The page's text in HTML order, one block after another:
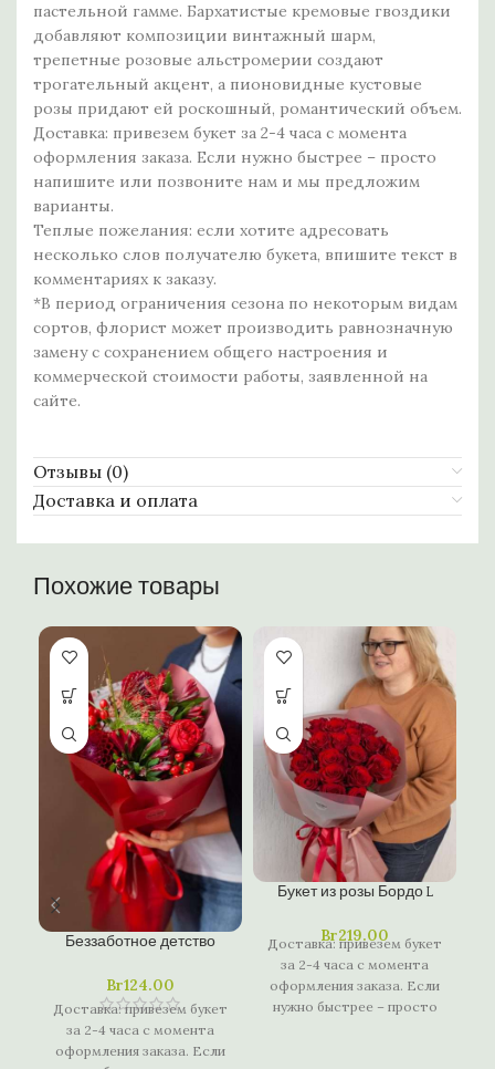
пастельной гамме. Бархатистые кремовые гвоздики
добавляют композиции винтажный шарм,
трепетные розовые альстромерии создают
трогательный акцент, а пионовидные кустовые
розы придают ей роскошный, романтический объем.
Доставка: привезем букет за 2-4 часа с момента
оформления заказа. Если нужно быстрее – просто
напишите или позвоните нам и мы предложим
варианты.
Теплые пожелания: если хотите адресовать
несколько слов получателю букета, впишите текст в
комментариях к заказу.
*В период ограничения сезона по некоторым видам
сортов, флорист может производить равнозначную
замену с сохранением общего настроения и
коммерческой стоимости работы, заявленной на
сайте.
Отзывы (0)
Доставка и оплата
Похожие товары
Беззаботное детство
Br124.00
Доставка: привезем букет
за 2-4 часа с момента
оформления заказа. Если
Букет из розы Бордо L
Br219.00
Доставка: привезем букет
за 2-4 часа с момента
оформления заказа. Если
нужно быстрее – просто